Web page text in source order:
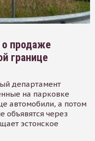
о продаже
границе
департамент
на парковке
автомобили, а потом
объявятся через
эстонское